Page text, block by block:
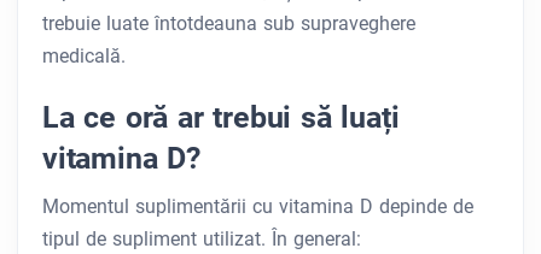
trebuie luate întotdeauna sub supraveghere
medicală.
La ce oră ar trebui să luați
vitamina D?
Momentul suplimentării cu vitamina D depinde de
tipul de supliment utilizat. În general: